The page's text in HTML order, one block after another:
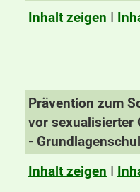
Inhalt zeigen I
Prävention zum
vor sexualisierter
-
Inhalt zeigen I